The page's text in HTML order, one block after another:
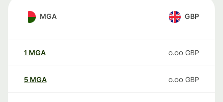
MGA GBP
1 MGA ၀.၀၀ GBP
5 MGA ၀.၀၀ GBP